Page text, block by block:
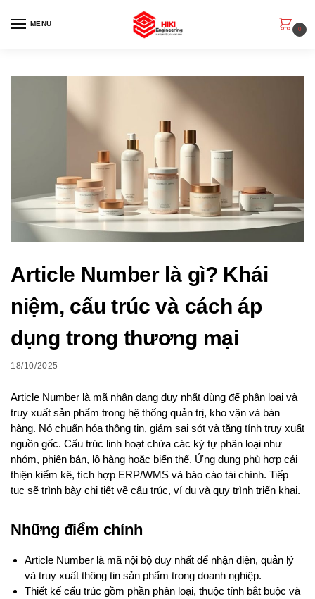
MENU
0
Article Number là gì? Khái
niệm, cấu trúc và cách áp
dụng trong thương mại
18/10/2025
Article Number là mã nhận dạng duy nhất dùng để phân loại và
truy xuất sản phẩm trong hệ thống quản trị, kho vận và bán
hàng. Nó chuẩn hóa thông tin, giảm sai sót và tăng tính truy xuất
nguồn gốc. Cấu trúc linh hoạt chứa các ký tự phân loại như
nhóm, phiên bản, lô hàng hoặc biến thể. Ứng dụng phù hợp cải
thiện kiểm kê, tích hợp ERP/WMS và báo cáo tài chính. Tiếp
tục sẽ trình bày chi tiết về cấu trúc, ví dụ và quy trình triển khai.
Những điểm chính
Article Number là mã nội bộ duy nhất để nhận diện, quản lý
và truy xuất thông tin sản phẩm trong doanh nghiệp.
Thiết kế cấu trúc gồm phần phân loại, thuộc tính bắt buộc và